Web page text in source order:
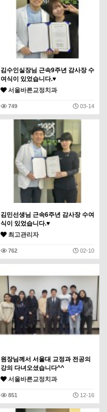
김수인실장님 근속9주년 감사장 수
여식이 있었습니다.♥
서울바른교정치과
749 03-14
김민선생님 근속6주년 감사장 수여
식이 있었습니다.♥
최고관리자
762 02-10
원장님께서 서울대 교정과 전공의
강의 다녀오셨습니다^^
서울바른교정치과
851 12-16